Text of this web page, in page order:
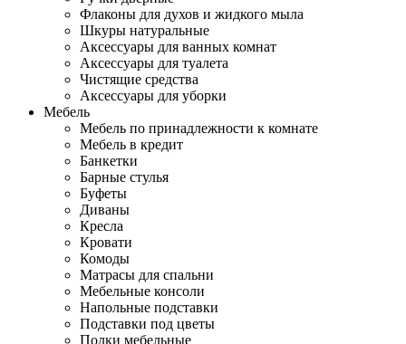
Флаконы для духов и жидкого мыла
Шкуры натуральные
Аксессуары для ванных комнат
Аксессуары для туалета
Чистящие средства
Аксессуары для уборки
Мебель
Мебель по принадлежности к комнате
Мебель в кредит
Банкетки
Барные стулья
Буфеты
Диваны
Кресла
Кровати
Комоды
Матрасы для спальни
Мебельные консоли
Напольные подставки
Подставки под цветы
Полки мебельные